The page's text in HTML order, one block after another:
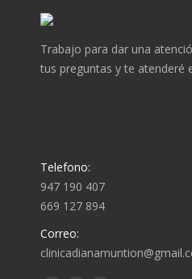
Trabajo para dar una
tus preguntas y te atenderé
Telefono:
947 190 407
669 127 894
Correo: